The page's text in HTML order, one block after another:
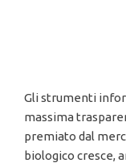
Gli strumenti
massima
premiato dal
biologico cresce,